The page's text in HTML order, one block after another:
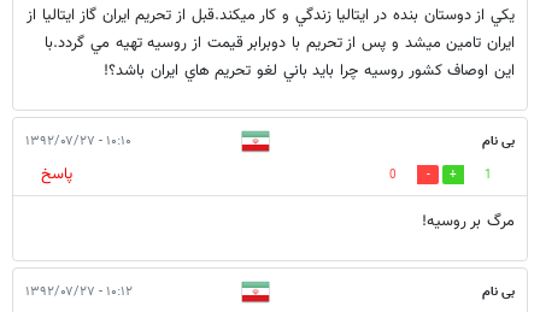
يکي از دوستان بنده در ايتاليا زندگي و کار ميکند.قبل از تحريم ايران گاز ايتاليا از
ايران تامين ميشد و پس از تحريم با دوبرابر قيمت از روسيه تهيه مي گردد.با
اين اوصاف کشور روسيه چرا بايد باني لغو تحريم هاي ايران باشد؟!
بی نام ۱۰:۱۰ - ۱۳۹۲/۰۷/۲۷
1
0
پاسخ
مرگ بر روسیه!
بی نام ۱۰:۱۲ - ۱۳۹۲/۰۷/۲۷